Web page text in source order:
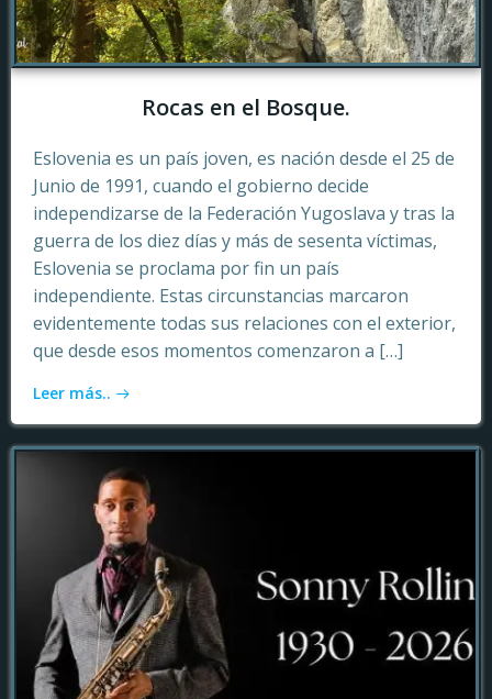
Rocas en el Bosque.
Eslovenia es un país joven, es nación desde el 25 de
Junio de 1991, cuando el gobierno decide
independizarse de la Federación Yugoslava y tras la
guerra de los diez días y más de sesenta víctimas,
Eslovenia se proclama por fin un país
independiente. Estas circunstancias marcaron
evidentemente todas sus relaciones con el exterior,
que desde esos momentos comenzaron a […]
Leer más..